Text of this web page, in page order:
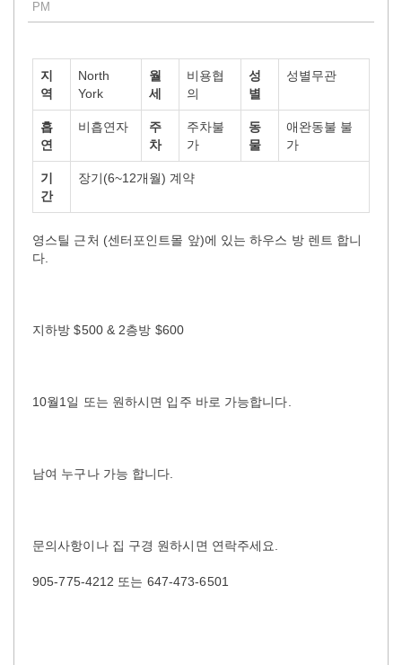
PM
지
역
North
York
월
세
비용협
의
성
별
성별무관
흡
연
비흡연자
주
차
주차불
가
동
물
애완동불 불
가
기
간
장기(6~12개월) 계약
영스틸 근처 (센터포인트몰 앞)에 있는 하우스 방 렌트 합니
다.
지하방 $500 & 2층방 $600
10월1일 또는 원하시면 입주 바로 가능합니다.
남여 누구나 가능 합니다.
문의사항이나 집 구경 원하시면 연락주세요.
905-775-4212 또는 647-473-6501